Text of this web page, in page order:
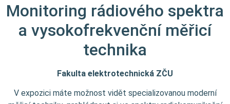
Monitoring rádiového spektra
a vysokofrekvenční měřicí
technika
Fakulta elektrotechnická ZČU
V expozici máte možnost vidět specializovanou moderní